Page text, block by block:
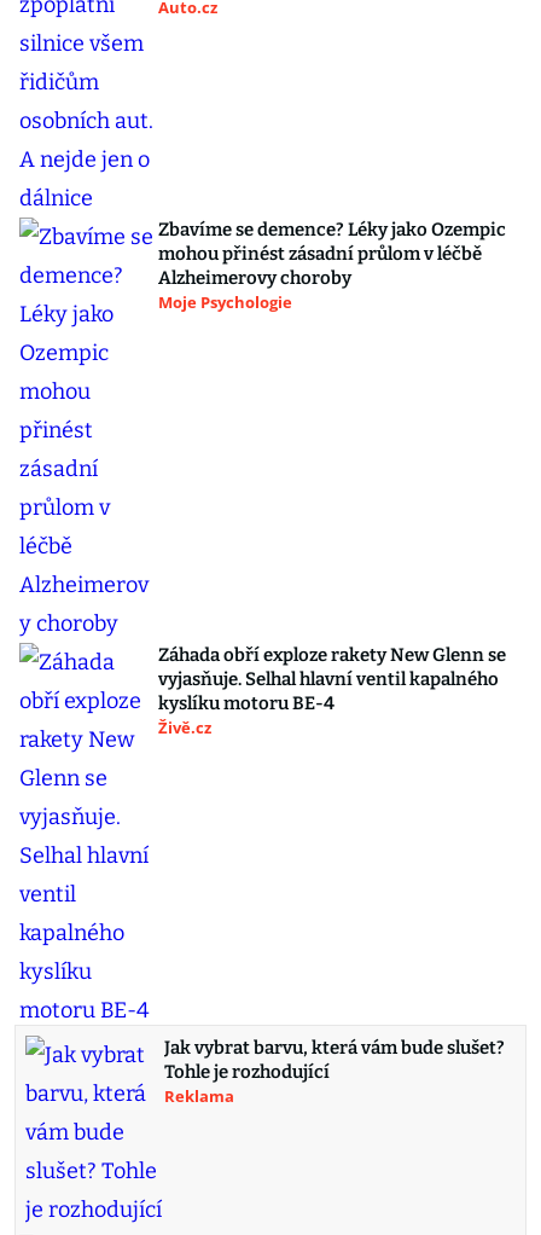
Auto.cz
Zbavíme se demence? Léky jako Ozempic
mohou přinést zásadní průlom v léčbě
Alzheimerovy choroby
Moje Psychologie
Záhada obří exploze rakety New Glenn se
vyjasňuje. Selhal hlavní ventil kapalného
kyslíku motoru BE-4
Živě.cz
Jak vybrat barvu, která vám bude slušet?
Tohle je rozhodující
Reklama